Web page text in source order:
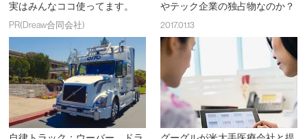
実はみんなココ使ってます。
PR(Dreaw合同会社)
やテック企業の独占物なのか？
2017.01.13